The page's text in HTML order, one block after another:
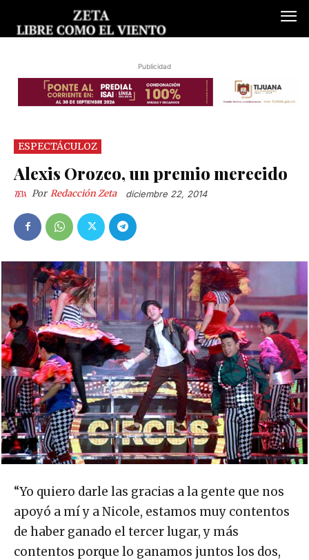
Publicidad
ESPECTÁCULOZ
Alexis Orozco, un premio merecido
Por Redacción Zeta diciembre 22, 2014
“Yo quiero darle las gracias a la gente que nos
apoyó a mí y a Nicole, estamos muy contentos
de haber ganado el tercer lugar, y más
contentos porque lo ganamos juntos los dos,